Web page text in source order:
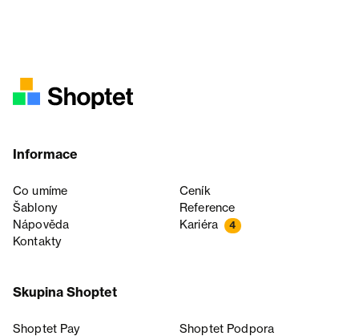
Informace
Co umíme
Ceník
Šablony
Reference
Nápověda
Kariéra 4
Kontakty
Skupina Shoptet
Shoptet Pay
Shoptet Podpora